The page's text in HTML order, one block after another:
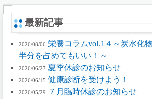
最新記事
2026/08/06 栄養コラムvol.1４～炭水化
半分を占めてもいい！～
2026/06/27 夏季休診のお知らせ
2026/06/15 健康診断を受けよう！
2026/05/29 ７月臨時休診のお知らせ